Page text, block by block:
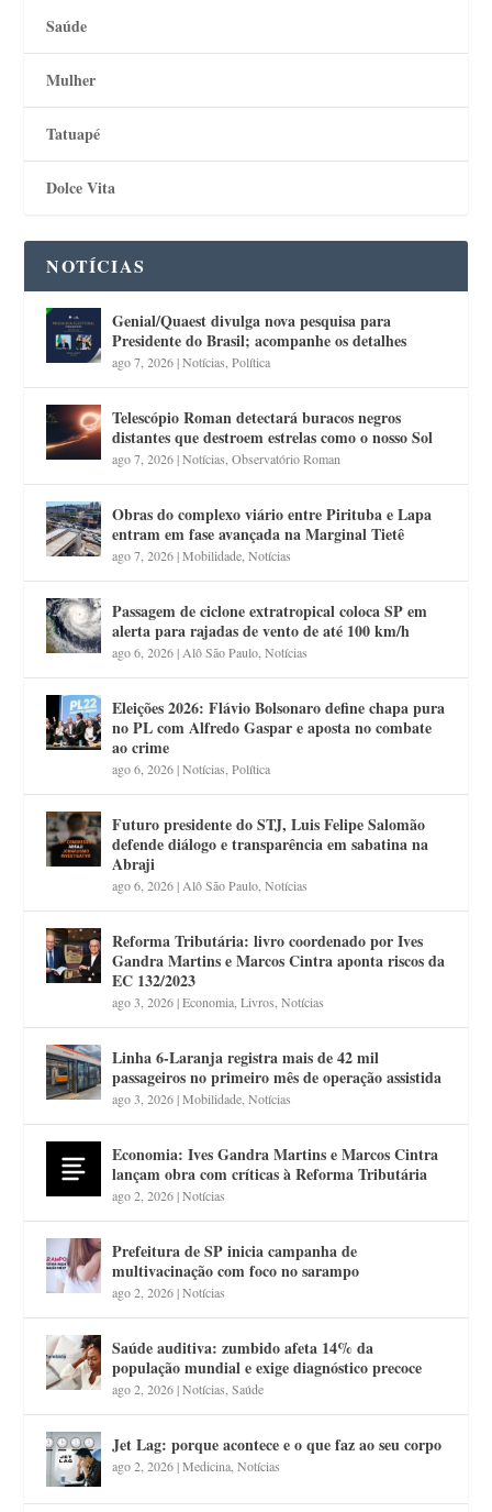
Saúde
Mulher
Tatuapé
Dolce Vita
NOTÍCIAS
Genial/Quaest divulga nova pesquisa para
Presidente do Brasil; acompanhe os detalhes
ago 7, 2026|Notícias ,Política
Telescópio Roman detectará buracos negros
distantes que destroem estrelas como o nosso Sol
ago 7, 2026|Notícias ,Observatório Roman
Obras do complexo viário entre Pirituba e Lapa
entram em fase avançada na Marginal Tietê
ago 7, 2026|Mobilidade ,Notícias
Passagem de ciclone extratropical coloca SP em
alerta para rajadas de vento de até 100 km/h
ago 6, 2026| Alô São Paulo ,Notícias
Eleições 2026: Flávio Bolsonaro define chapa pura
no PL com Alfredo Gaspar e aposta no combate
ao crime
ago 6, 2026|Notícias ,Política
Futuro presidente do STJ, Luis Felipe Salomão
defende diálogo e transparência em sabatina na
Abraji
ago 6, 2026| Alô São Paulo ,Notícias
Reforma Tributária: livro coordenado por Ives
Gandra Martins e Marcos Cintra aponta riscos da
EC 132/2023
ago 3, 2026|Economia ,Livros ,Notícias
Linha 6-Laranja registra mais de 42 mil
passageiros no primeiro mês de operação assistida
ago 3, 2026|Mobilidade ,Notícias
Economia: Ives Gandra Martins e Marcos Cintra
lançam obra com críticas à Reforma Tributária
ago 2, 2026|Notícias
Prefeitura de SP inicia campanha de
multivacinação com foco no sarampo
ago 2, 2026|Notícias
Saúde auditiva: zumbido afeta 14% da
população mundial e exige diagnóstico precoce
ago 2, 2026|Notícias ,Saúde
Jet Lag: porque acontece e o que faz ao seu corpo
ago 2, 2026|Medicina ,Notícias